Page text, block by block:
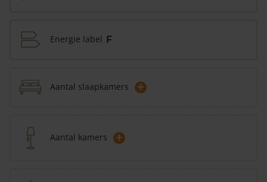
Energie label F
Aantal slaapkamers +
Aantal kamers +